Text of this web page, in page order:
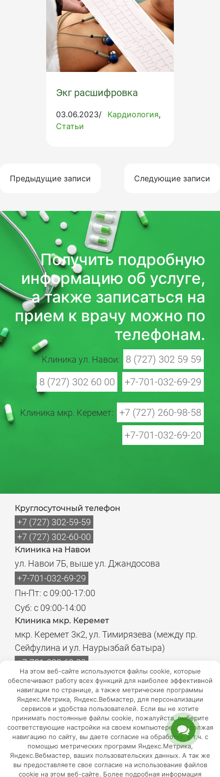
Экг расшифровка
03.06.2023/
Кардиология
Статьи
Навигация
записям
Предыдущие записи Следующие записи
Получить подробную
информацию об услуге,
а также записаться на
прием к врачу можно по
телефонам.
Клиника ул. Навои:
8 (727) 302 59 59
8 (727) 302 60 00
+7-701-032-69-29
Клиника мкр. Керемет:
+7 (727) 260-98-58
+7-701-032-69-20
Круглосуточный телефон
+7 (727) 302-59-59
+7 (727) 302-60-00
Клиника на Навои
ул. Навои 7Б, выше ул. Джандосова
+7-701-032-69-29
Пн-Пт: с 09:00-17:00
Суб: с 09:00-14:00
Клиника мкр. Керемет
мкр. Керемет 3к2, ул. Тимирязева (между пр.
Сейфулина и ул. Наурызбай батыра)
+7-701-032-69-20
Пн-Пт: с 08:00-17:00
Суб: с 08:00-14:00
Филиалы лабораторий
Пн-Пт: с 08:00-18:00
Суб: с 08:00-18:00
Адреса лабораторий
Мы в
На этом веб-сайте используются файлы cookie, которые
обеспечивают работу всех функций для наиболее эффективной
навигации по странице, а также метрические программы
Яндекс.Метрика, Яндекс.Вебмастер, для персонализации
сервисов и удобства пользователей. Если вы не хотите
принимать постоянные файлы cookie, пожалуйста, выберите
соответствующие настройки на своем компьютере. Продолжая
навигацию по сайту, вы даете согласие на обработку, в т.ч. с
помощью метрических программ Яндекс.Метрика,
Яндекс.Вебмастер, ваших пользовательских данных. А так же
вы предоставляете свое согласие на использование файлов
cookie на этом веб-сайте. Более подробная информация